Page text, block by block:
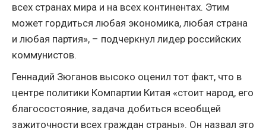
всех странах мира и на всех континентах. Этим
может гордиться любая экономика, любая страна
и любая партия», – подчеркнул лидер российских
коммунистов.
Геннадий Зюганов высоко оценил тот факт, что в
центре политики Компартии Китая «стоит народ, его
благосостояние, задача добиться всеобщей
зажиточности всех граждан страны». Он назвал это